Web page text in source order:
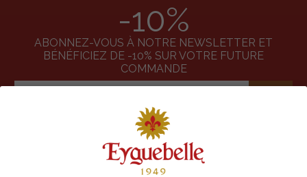
-10%
ABONNEZ-VOUS À NOTRE NEWSLETTER ET
BÉNÉFICIEZ DE -10% SUR VOTRE FUTURE
COMMANDE
J'accepte les conditions générales et la politique de
Votre adresse email sera utilisée uniquement pour vous envoyer nos
newsletters et offres promotionnelles. Vous pouvez vous désabonner à tout
moment en utilisant le lien de désabonnement intégré à la newsletter. Pour